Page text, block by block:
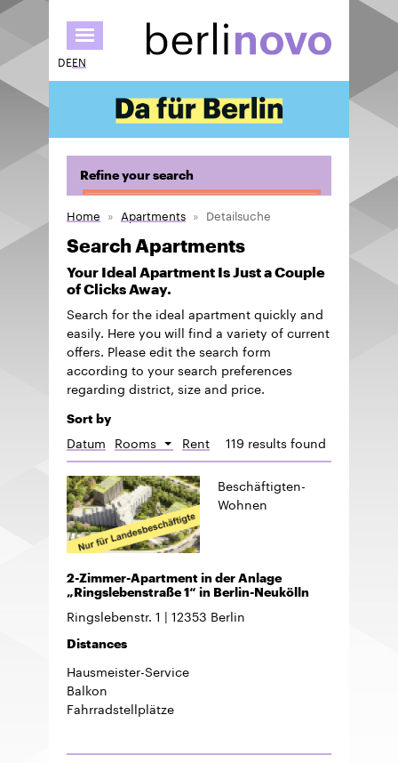
to
main
DEEN
Refine your search
Home Apartments Detailsuche
Search Apartments
Your Ideal Apartment Is Just a Couple
of Clicks Away.
Search for the ideal apartment quickly and
easily. Here you will find a variety of current
offers. Please edit the search form
according to your search preferences
regarding district, size and price.
Sort by
Datum Rooms Sort
descending
Rent 119 results found
Beschäftigten-
Wohnen
2-Zimmer-Apartment in der Anlage
„Ringslebenstraße 1“ in Berlin-Neukölln
Ringslebenstr. 1 12353 Berlin
Distances
Hausmeister-Service
Balkon
Fahrradstellplätze